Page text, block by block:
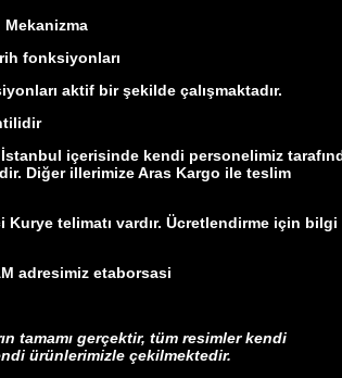
fonksiyonları
aktif bir şekilde çalışmaktadır.
içerisinde kendi personelimiz
Diğer illerimize Aras Kargo ile teslim
telimatı vardır. Ücretlendirme için bilgi
adresimiz etaborsasi
tamamı gerçektir, tüm resimler kendi
ürünlerimizle çekilmektedir.